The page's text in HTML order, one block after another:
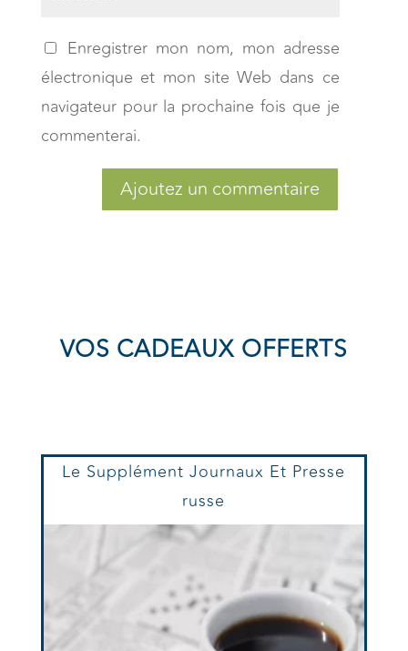
Enregistrer mon nom, mon adresse
électronique et mon site Web dans ce
navigateur pour la prochaine fois que je
commenterai.
Ajoutez un commentaire
VOS CADEAUX OFFERTS
Le Supplément Journaux Et Presse
russe